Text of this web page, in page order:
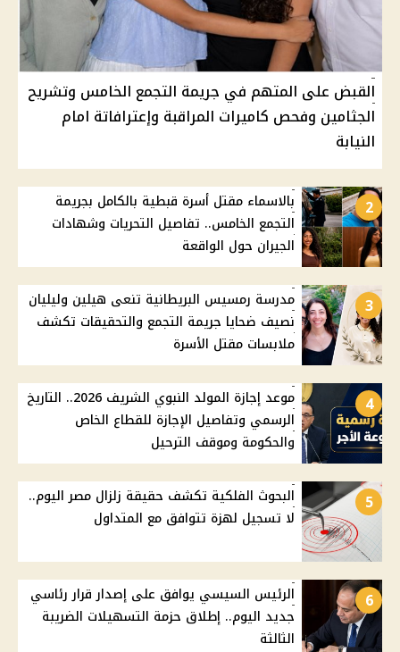
القبض على المتهم في جريمة التجمع الخامس وتشريح
الجثامين وفحص كاميرات المراقبة وإعترافاتة امام
النيابة
2
بالاسماء مقتل أسرة قبطية بالكامل بجريمة
التجمع الخامس.. تفاصيل التحريات وشهادات
الجيران حول الواقعة
3
مدرسة رمسيس البريطانية تنعى هيلين وليليان
نصيف ضحايا جريمة التجمع والتحقيقات تكشف
ملابسات مقتل الأسرة
4
موعد إجازة المولد النبوي الشريف 2026.. التاريخ
الرسمي وتفاصيل الإجازة للقطاع الخاص
والحكومة وموقف الترحيل
5
البحوث الفلكية تكشف حقيقة زلزال مصر اليوم..
لا تسجيل لهزة تتوافق مع المتداول
6
الرئيس السيسي يوافق على إصدار قرار رئاسي
جديد اليوم.. إطلاق حزمة التسهيلات الضريبة
الثالثة